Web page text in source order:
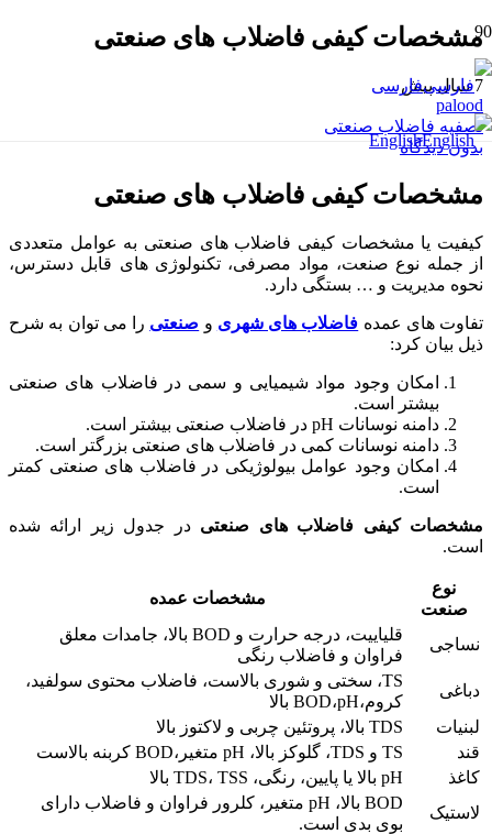
فارسی
English
مشخصات کیفی فاضلاب های صنعتی
7 سال پیش
palood
تصفیه فاضلاب صنعتی
بدون دیدگاه
مشخصات کیفی فاضلاب های صنعتی
کیفیت یا مشخصات کیفی فاضلاب های صنعتی به عوامل متعددی
از جمله نوع صنعت، مواد مصرفی، تکنولوژی های قابل دسترس،
نحوه مدیریت و … بستگی دارد.
تفاوت های عمده فاضلاب های شهری و صنعتی را می توان به شرح
ذیل بیان کرد:
امکان وجود مواد شیمیایی و سمی در فاضلاب های صنعتی
بیشتر است.
دامنه نوسانات pH در فاضلاب صنعتی بیشتر است.
دامنه نوسانات کمی در فاضلاب های صنعتی بزرگتر است.
امکان وجود عوامل بیولوژیکی در فاضلاب های صنعتی کمتر
است.
مشخصات کیفی فاضلاب های صنعتی در جدول زیر ارائه شده
است.
نوع
صنعت
مشخصات عمده
نساجی
قلیاییت، درجه حرارت و BOD بالا، جامدات معلق
فراوان و فاضلاب رنگی
دباغی
TS، سختی و شوری بالاست، فاضلاب محتوی سولفید،
کروم،BOD،pH بالا
لبنیات
TDS بالا، پروتئین چربی و لاکتوز بالا
قند
TS و TDS، گلوکز بالا، pH متغیر،BOD کربنه بالاست
کاغذ
pH بالا یا پایین، رنگی، TDS، TSS بالا
لاستیک
BOD بالا، pH متغیر، کلرور فراوان و فاضلاب دارای
بوی بدی است.